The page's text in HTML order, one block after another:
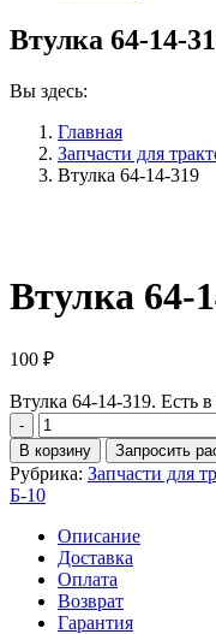
Втулка 64-14-
Вы здесь:
Главная
Запчасти для
Втулка 64-14-319
Втулка 64-
100 ₽
Втулка 64-14-319. Есть
Количество
Втулка
64-
14-
319
В корзину Запросить
Рубрика: Запчасти для
Б-10
Описание
Доставка
Оплата
Возврат
Гарантия